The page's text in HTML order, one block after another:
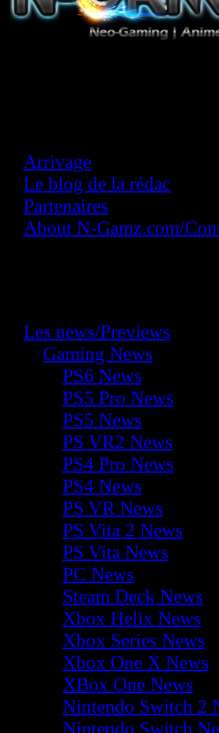
Arrivage
Le blog de la rédac
Partenaires
About N-Gamz.com/
Les news/Previews
Gaming News
PS6 News
PS5 Pro News
PS5 News
PS VR2 News
PS4 Pro News
PS4 News
PS VR News
PS Vita 2 News
PS Vita News
PC News
Steam Deck News
Xbox Helix News
Xbox Series News
Xbox One X News
XBox One News
Nintendo Switch 2
Nintendo Switch